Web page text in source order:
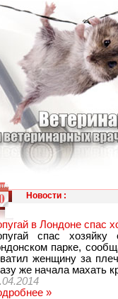
Новости:
в Лондоне спас
спас
парке,
женщину за
же начала махать
»